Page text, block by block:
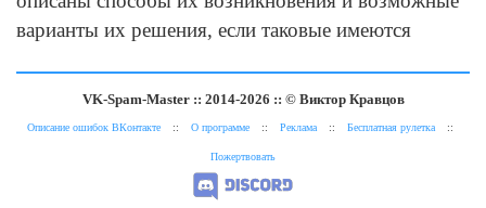
варианты их решения, если таковые имеются
VK-Spam-Master :: 2014-2026 :: © Виктор Кравцов
Описание ошибок ВКонтакте :: О программе :: Реклама :: Бесплатная рулетка ::
Пожертвовать